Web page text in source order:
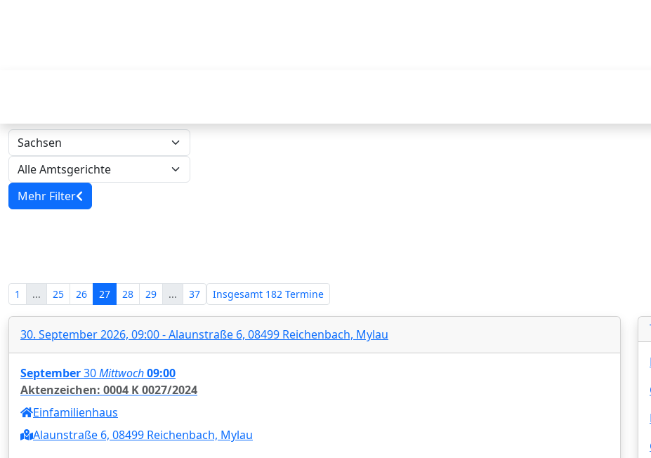
Mehr Filter
1 ... 25 26 27 28 29 ... 37 Insgesamt 182 Termine
30. September 2026, 09:00 - Alaunstraße 6, 08499 Reichenbach, Mylau
September30Mittwoch09:00
Aktenzeichen: 0004 K 0027/2024
Einfamilienhaus
Alaunstraße 6, 08499 Reichenbach, Mylau